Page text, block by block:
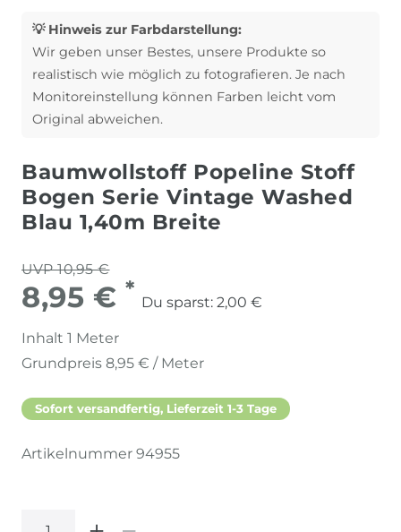
💡 Hinweis zur Farbdarstellung:
Wir geben unser Bestes, unsere Produkte so
realistisch wie möglich zu fotografieren. Je nach
Monitoreinstellung können Farben leicht vom
Original abweichen.
Baumwollstoff Popeline Stoff
Bogen Serie Vintage Washed
Blau 1,40m Breite
UVP 10,95 €
8,95 € *
Du sparst: 2,00 €
Inhalt 1 Meter
Grundpreis 8,95 € / Meter
Sofort versandfertig, Lieferzeit 1-3 Tage
Artikelnummer 94955